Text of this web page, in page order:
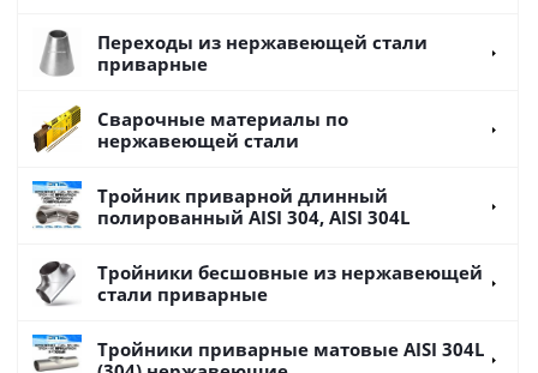
Переходы из нержавеющей стали
приварные
Сварочные материалы по
нержавеющей стали
Тройник приварной длинный
полированный AISI 304, AISI 304L
Тройники бесшовные из нержавеющей
стали приварные
Тройники приварные матовые AISI 304L